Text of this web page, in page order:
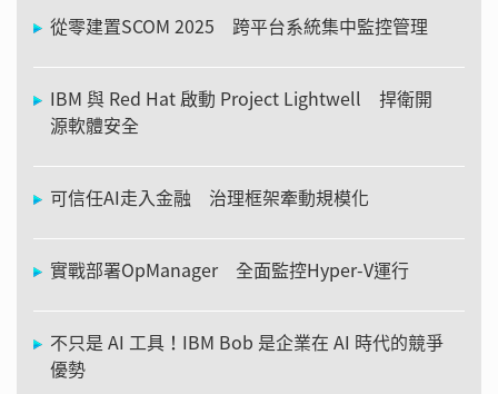
從零建置SCOM 2025 跨平台系統集中監控管理
IBM 與 Red Hat 啟動 Project Lightwell 捍衛開
源軟體安全
可信任AI走入金融 治理框架牽動規模化
實戰部署OpManager 全面監控Hyper-V運行
不只是 AI 工具！IBM Bob 是企業在 AI 時代的競爭
優勢